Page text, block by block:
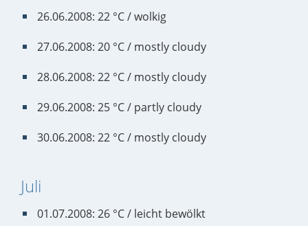
26.06.2008: 22 °C / wolkig
27.06.2008: 20 °C / mostly cloudy
28.06.2008: 22 °C / mostly cloudy
29.06.2008: 25 °C / partly cloudy
30.06.2008: 22 °C / mostly cloudy
Juli
01.07.2008: 26 °C / leicht bewölkt